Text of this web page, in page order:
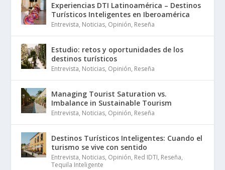
Experiencias DTI Latinoamérica – Destinos
Turísticos Inteligentes en Iberoamérica
Entrevista, Noticias, Opinión, Reseña
Estudio: retos y oportunidades de los
destinos turísticos
Entrevista, Noticias, Opinión, Reseña
Managing Tourist Saturation vs.
Imbalance in Sustainable Tourism
Entrevista, Noticias, Opinión, Reseña
Destinos Turísticos Inteligentes: Cuando el
turismo se vive con sentido
Entrevista, Noticias, Opinión, Red IDTI, Reseña,
Tequila Inteligente